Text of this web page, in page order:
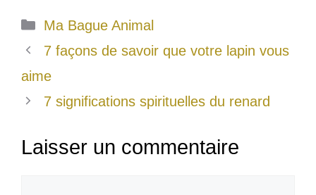
Catégories
Ma Bague Animal
7 façons de savoir que votre lapin vous
aime
7 significations spirituelles du renard
Laisser un commentaire